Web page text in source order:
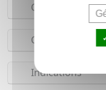
Conseils
Composition
Indications